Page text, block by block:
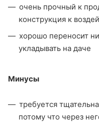
очень прочный к
конструкция к
хорошо переносит
укладывать на даче
Минусы
требуется
потому что через